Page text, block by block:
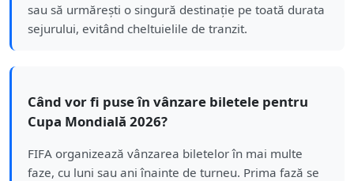
sau să urmărești o singură destinație pe toată durata
sejurului, evitând cheltuielile de tranzit.
Când vor fi puse în vânzare biletele pentru
Cupa Mondială 2026?
FIFA organizează vânzarea biletelor în mai multe
faze, cu luni sau ani înainte de turneu. Prima fază se